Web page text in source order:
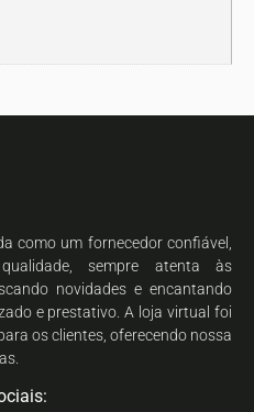
como um fornecedor confiável,
sempre atenta às
novidades e encantando
e prestativo. A loja virtual foi
os clientes, oferecendo nossa